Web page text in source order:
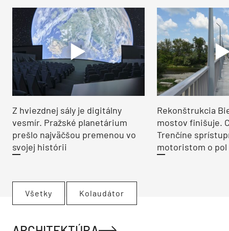
Z hviezdnej sály je digitálny
vesmír. Pražské planetárium
prešlo najväčšou premenou vo
svojej histórii
Rekonštrukcia
mostov finišuje.
Trenčíne
motoristom o pol
Všetky Kolaudátor